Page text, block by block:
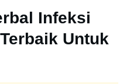
Infeksi
Untuk